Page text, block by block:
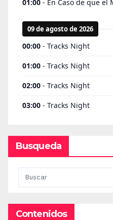
Busqueda
Contenidos